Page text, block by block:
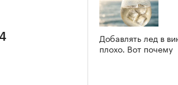
Добавлять лед в
плохо. Вот почему